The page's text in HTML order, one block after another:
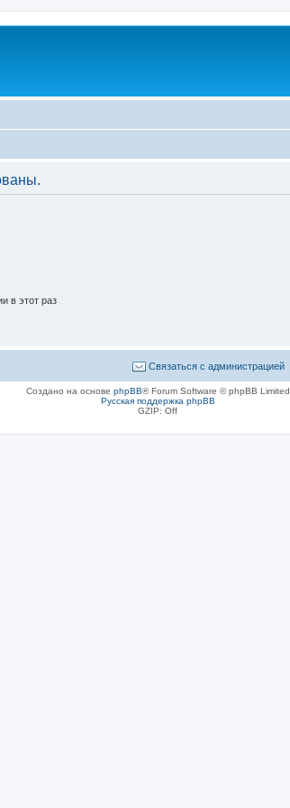
в этот раз
Связаться с администрацией
Создано на основе phpBB® Forum Software © phpBB Limited
Русская поддержка phpBB
GZIP: Off